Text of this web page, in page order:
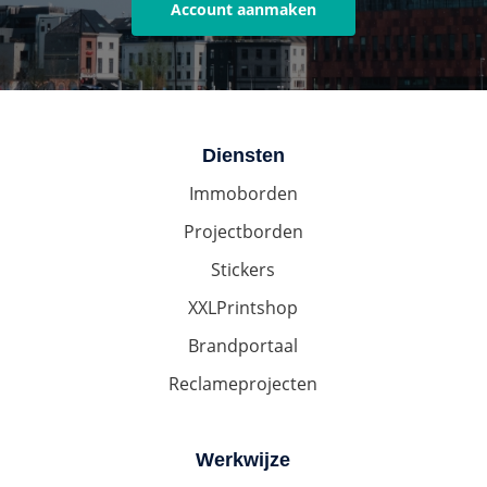
Account aanmaken
Diensten
Immoborden
Projectborden
Stickers
XXLPrintshop
Brandportaal
Reclameprojecten
Werkwijze